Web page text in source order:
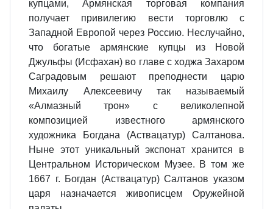
купцами, Армянская торговая компания
получает привилегию вести торговлю с
Западной Европой через Россию. Неслучайно,
что богатые армянские купцы из Новой
Джульфы (Исфахан) во главе с ходжа Захаром
Саградовым решают преподнести царю
Михаилу Алексеевичу так называемый
«Алмазный трон» с великолепной
композицией известного армянского
художника Богдана (Аствацатур) Салтанова.
Ныне этот уникальный экспонат хранится в
Центральном Историческом Музее. В том же
1667 г. Богдан (Аствацатур) Салтанов указом
царя назначается живописцем Оружейной